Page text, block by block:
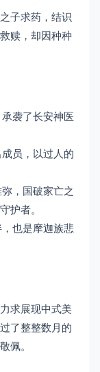
子求药，结识
赎，却因种种
袭了长安神医
员，以过人的
，国破家亡之
护者。
也是摩迦族悲
求展现中式美
了整整数月的
佩。